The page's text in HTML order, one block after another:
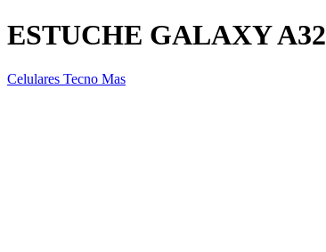
ESTUCHE GALAXY A32
Celulares Tecno Mas